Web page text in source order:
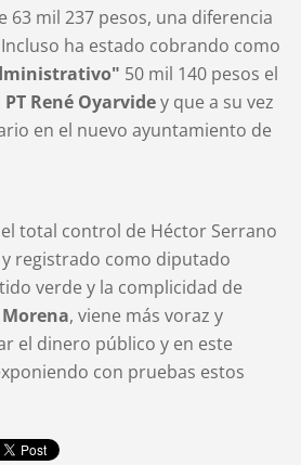
63 mil 237 pesos, una diferencia
ha estado cobrando como
50 mil 140 pesos el
PT René Oyarvidey que a su vez
en el nuevo ayuntamiento de
total control de Héctor Serrano
registrado como diputado
verde y la complicidad de
, viene más voraz y
el dinero público y en este
con pruebas estos